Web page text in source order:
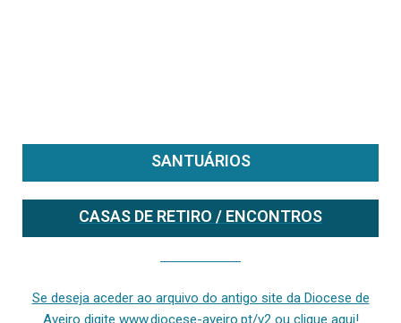
SANTUÁRIOS
CASAS DE RETIRO / ENCONTROS
Se deseja aceder ao arquivo do antigo site da Diocese de
Aveiro digite www.diocese-aveiro.pt/v2 ou clique aqui!